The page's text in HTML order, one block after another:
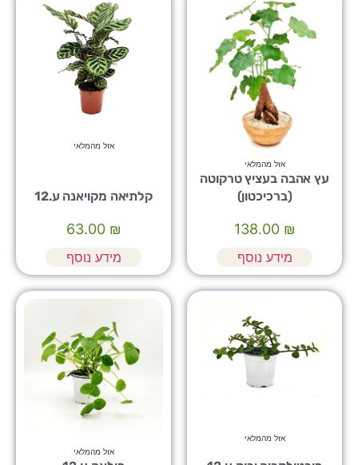
אזל מהמלאי
עץ אהבה בעציץ טרקוטה
(ברכיכטון)
₪
138.00
מידע נוסף
אזל מהמלאי
קלתיאה מקויאנה ע.12
₪
63.00
מידע נוסף
אזל מהמלאי
אזל מהמלאי